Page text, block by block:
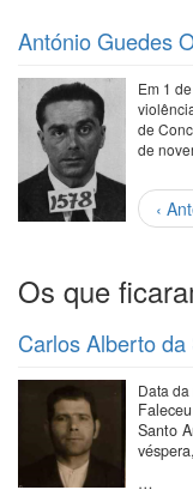
António Guedes
Em 1
de
de
Paginação ‹
Os que
Carlos Alberto da
Data da
Santo
…